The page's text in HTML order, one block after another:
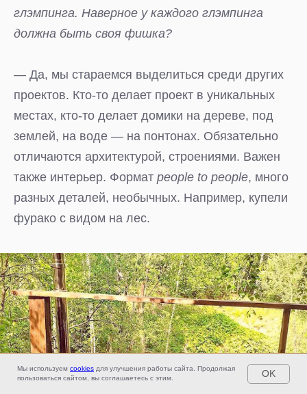
Мы используем cookies для улучшения работы сайта. Продолжая
пользоваться сайтом, вы соглашаетесь с этим.
OK
глэмпинга. Наверное у каждого глэмпинга
должна быть своя фишка?
— Да, мы стараемся выделиться среди других
проектов. Кто-то делает проект в уникальных
местах, кто-то делает домики на дереве, под
землей, на воде — на понтонах. Обязательно
отличаются архитектурой, строениями. Важен
также интерьер. Формат people to people, много
разных деталей, необычных. Например, купели
фурако с видом на лес.
ОТВЕТЬ НА ВОПРОСЫ И ПОЛУЧИ ЧЕК-ЛИСТ
«Проверь свою землю»